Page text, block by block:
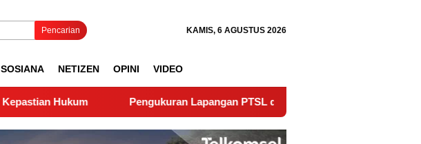
Pencarian KAMIS, 6 AGUSTUS 2026
SOSIANA NETIZEN OPINI VIDEO
Pengukuran Lapangan PTSL di Nagari Lubuk Gadang Timur Wujudkan